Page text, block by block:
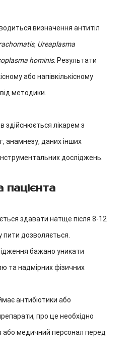
визначення антитіл
, Ureaplasma
hominis. Результати
або напівкількісному
методики.
здійснюється лікарем з
анамнезу, даних інших
досліджень.
пацієнта
здавати натще після 8-12
пити дозволяється.
бажано уникати
та надмірних фізичних
антибіотики або
про це необхідно
або медичний персонал перед